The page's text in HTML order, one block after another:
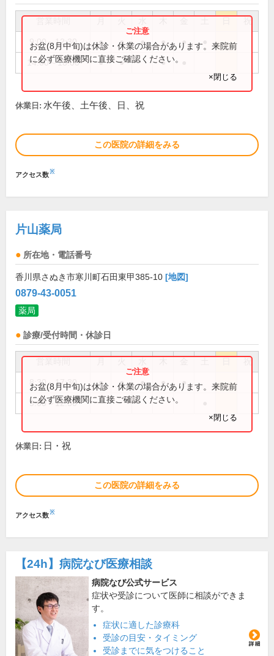
祝
9:00～12:30 ● ● ● ● ●
14:00～18:00 ● ● ●
お盆(8月中旬)は休診・休業の場合があります。来院前
に必ず医療機関に直接ご確認ください。
×閉じる
休業日: 水午後、土午後、日、祝
この医院の詳細をみる
アクセス数※
片山薬局
所在地・電話番号
香川県さぬき市寒川町石田東甲385-10 [地図]
0879-43-0051
薬局
診療/受付時間・休診日
祝
8:30～17:30 ● ● ● ● ●
9:00～12:30
お盆(8月中旬)は休診・休業の場合があります。来院前
に必ず医療機関に直接ご確認ください。
×閉じる
休業日: 日・祝
この医院の詳細をみる
アクセス数※
【24h】 病院なび医療相談
病院なび公式サービス
症状や受診について医師に相談ができま
す。
症状に適した診療科
受診の目安・タイミング
受診までに気をつけること